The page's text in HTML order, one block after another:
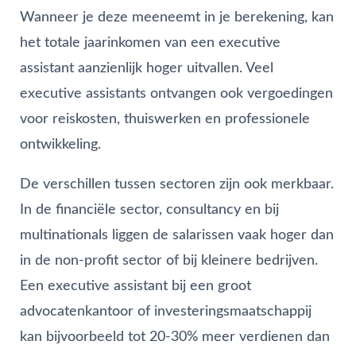
Wanneer je deze meeneemt in je berekening, kan
het totale jaarinkomen van een executive
assistant aanzienlijk hoger uitvallen. Veel
executive assistants ontvangen ook vergoedingen
voor reiskosten, thuiswerken en professionele
ontwikkeling.
De verschillen tussen sectoren zijn ook merkbaar.
In de financiële sector, consultancy en bij
multinationals liggen de salarissen vaak hoger dan
in de non-profit sector of bij kleinere bedrijven.
Een executive assistant bij een groot
advocatenkantoor of investeringsmaatschappij
kan bijvoorbeeld tot 20-30% meer verdienen dan